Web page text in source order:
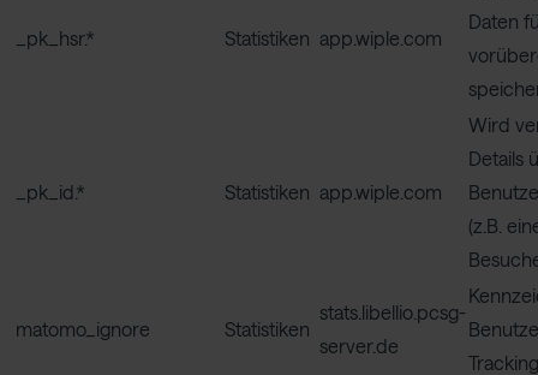
_pk_hsr.* Statistiken app.wiple.com
Daten
_pk_id.* Statistiken app.wiple.com
Wird
Details
(z.B.
matomo_ignore Statistiken
stats.libellio.pcsg-
server.de